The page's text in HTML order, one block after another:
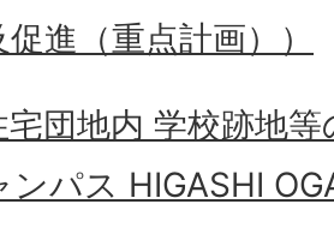
進（重点計画））
宅団地内 学校跡地
ンパス HIGASHI